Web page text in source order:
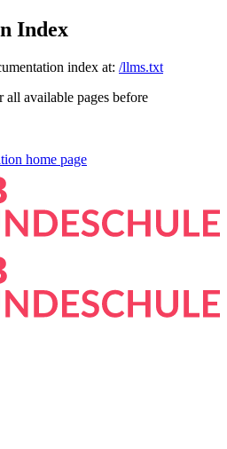
Index
index at: /llms.txt
available pages before
home page